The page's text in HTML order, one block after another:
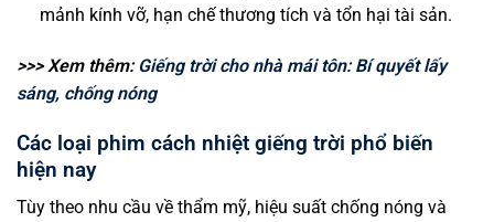
mảnh kính vỡ, hạn chế thương tích và tổn hại tài sản.
>>> Xem thêm:Giếng trời cho nhà mái tôn: Bí quyết lấy
sáng, chống nóng
Các loại phim cách nhiệt giếng trời phổ biến
hiện nay
Tùy theo nhu cầu về thẩm mỹ, hiệu suất chống nóng và